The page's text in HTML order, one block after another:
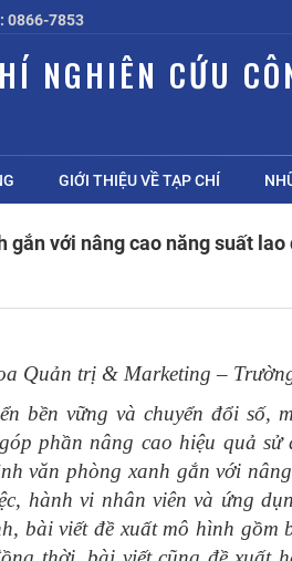
0866-7853
NGHIÊN CỨU
GIỚI THIỆU VỀ TẠP CHÍ
gắn với nâng cao năng suất lao
Quản trị & Marketing –
bền vững và chuyển đổi số,
phần nâng cao hiệu quả
văn phòng xanh gắn với
hành vi nhân viên và ứng
bài viết đề xuất mô hình